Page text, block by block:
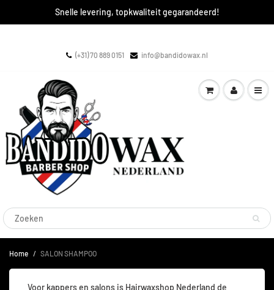
Snelle levering, topkwaliteit gegarandeerd!
(+31) 70 889 0151 info@bandidowax.nl
Home SALON SHAMPOO
Voor kappers en salons is Hairwaxshop Nederland de